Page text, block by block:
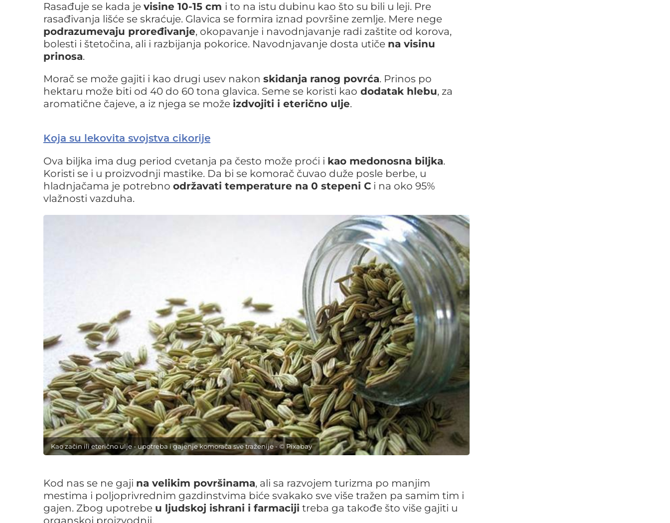
Rasađuje se kada je visine 10-15 cm i to na istu dubinu kao što su bili u leji. Pre
rasađivanja lišće se skraćuje. Glavica se formira iznad površine zemlje. Mere nege
podrazumevaju proređivanje, okopavanje i navodnjavanje radi zaštite od korova,
bolesti i štetočina, ali i razbijanja pokorice. Navodnjavanje dosta utiče na visinu
prinosa.
Morač se može gajiti i kao drugi usev nakon skidanja ranog povrća. Prinos po
hektaru može biti od 40 do 60 tona glavica. Seme se koristi kao dodatak hlebu, za
aromatične čajeve, a iz njega se može izdvojiti i eterično ulje.
Koja su lekovita svojstva cikorije
Ova biljka ima dug period cvetanja pa često može proći i kao medonosna biljka.
Koristi se i u proizvodnji mastike. Da bi se komorač čuvao duže posle berbe, u
hladnjačama je potrebno održavati temperature na 0 stepeni C i na oko 95%
vlažnosti vazduha.
Kao začin ili eterično ulje - upotreba i gajenje komorača sve traženije - © Pixabay
Kod nas se ne gaji na velikim površinama, ali sa razvojem turizma po manjim
mestima i poljoprivrednim gazdinstvima biće svakako sve više tražen pa samim tim i
gajen. Zbog upotrebe u ljudskoj ishrani i farmaciji treba ga takođe što više gajiti u
organskoj proizvodnji.